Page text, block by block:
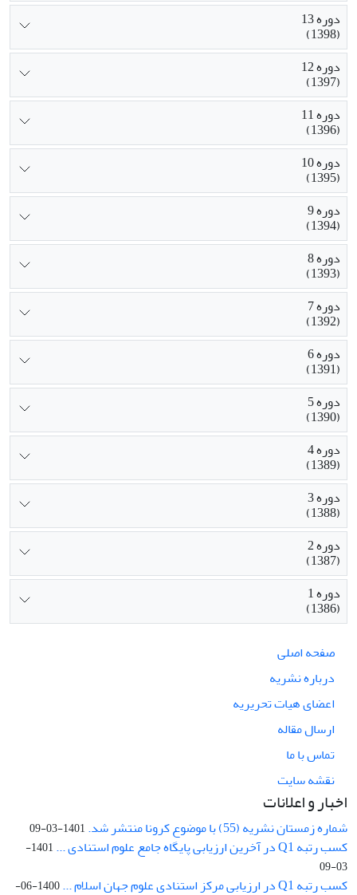
دوره 13
(1398)
دوره 12
(1397)
دوره 11
(1396)
دوره 10
(1395)
دوره 9
(1394)
دوره 8
(1393)
دوره 7
(1392)
دوره 6
(1391)
دوره 5
(1390)
دوره 4
(1389)
دوره 3
(1388)
دوره 2
(1387)
دوره 1
(1386)
صفحه اصلی
درباره نشریه
اعضای هیات تحریریه
ارسال مقاله
تماس با ما
نقشه سایت
اخبار و اعلانات
شماره زمستان نشریه (55) با موضوع کرونا منتشر شد. 1401-03-09
کسب رتبه Q1 در آخرین ارزیابی پایگاه جامع علوم استنادی ...
1401-
03-09
کسب رتبه Q1 در ارزیابی مرکز استنادی علوم جهان اسلام ...
1400-06-